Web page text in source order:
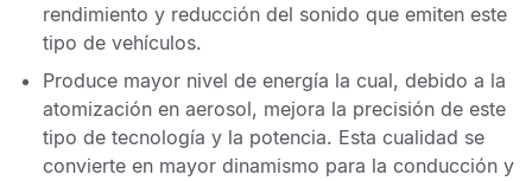
rendimiento y reducción del sonido que emiten este
tipo de vehículos.
Produce mayor nivel de energía la cual, debido a la
atomización en aerosol, mejora la precisión de este
tipo de tecnología y la potencia. Esta cualidad se
convierte en mayor dinamismo para la conducción y